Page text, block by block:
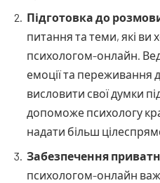
Підготовка до
питання та теми, які ви
психологом-онлайн.
емоції та
висловити свої думки
допоможе психологу
надати більш
Забезпечення
психологом-онлайн